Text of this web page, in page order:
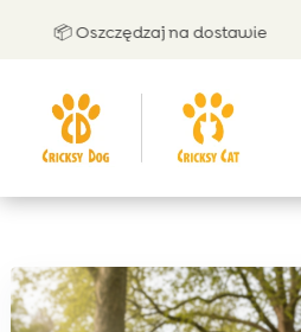
📦 Oszczędzaj na dostawie